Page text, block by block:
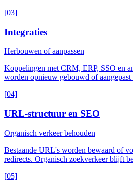
[03]
Integraties
Herbouwen of aanpassen
Koppelingen met CRM, ERP, SSO en
worden opnieuw gebouwd of
[04]
URL-structuur en SEO
Organisch verkeer behouden
Bestaande URL's worden bewaard of
redirects. Organisch zoekverkeer blijft
[05]